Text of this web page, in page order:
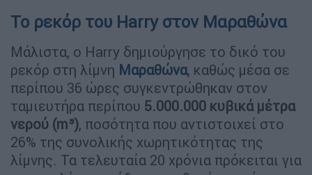
Το ρεκόρ του Harry στον Μαραθώνα
Μάλιστα, ο Harry δημιούργησε το δικό του
ρεκόρ στη λίμνη Μαραθώνα, καθώς μέσα σε
περίπου 36 ώρες συγκεντρώθηκαν στον
ταμιευτήρα περίπου 5.000.000 κυβικά μέτρα
νερού (m³), ποσότητα που αντιστοιχεί στο
26% της συνολικής χωρητικότητας της
λίμνης. Τα τελευταία 20 χρόνια πρόκειται για